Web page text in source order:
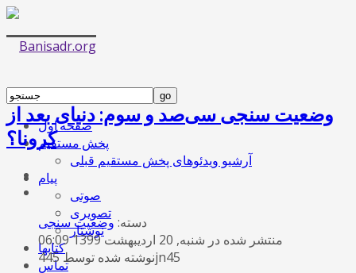
صفحه اول
پخش مستقیم
آرشیو ویدئوهای پخش مستقیم قبلی
پیام
صوتی
تصویری
نوشتار
کتابها
تماس
وضعیت سنجی سی‌صد و سوم: دنیای بعد از
کرونا؟
دسته: وضعیت سنجی
منتشر شده در شنبه, 20 ارديبهشت 1399 06:09
نوشته شده توسط 445jn45